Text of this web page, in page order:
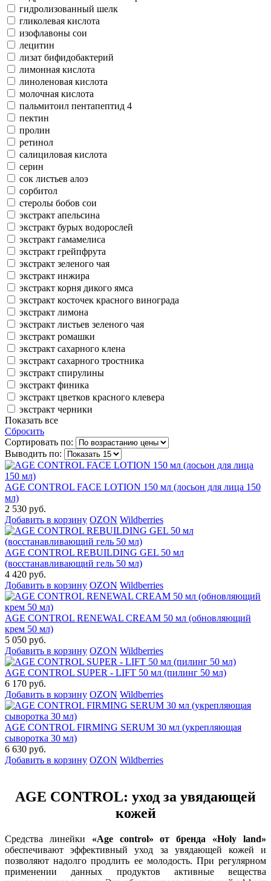
гидролизованный шелк
гликолевая кислота
изофлавоны сои
лецитин
лизат бифидобактерий
лимонная кислота
линоленовая кислота
молочная кислота
пальмитоил пентапептид 4
пектин
пролин
ретинол
салициловая кислота
серин
сок листьев алоэ
сорбитол
стеролы бобов сои
экстракт апельсина
экстракт бурых водорослей
экстракт гамамелиса
экстракт грейпфрута
экстракт зеленого чая
экстракт инжира
экстракт корня дикого ямса
экстракт косточек красного винограда
экстракт лимона
экстракт листьев зеленого чая
экстракт ромашки
экстракт сахарного клена
экстракт сахарного тростника
экстракт спирулины
экстракт финика
экстракт цветков красного клевера
экстракт черники
Показать все
Сбросить
Сортировать по:
Выводить по:
AGE CONTROL FACE LOTION 150 мл (лосьон для лица 150
мл)
2 530 руб.
Добавить в корзину OZON Wildberries
AGE CONTROL REBUILDING GEL 50 мл
(восстанавливающий гель 50 мл)
4 420 руб.
Добавить в корзину OZON Wildberries
AGE CONTROL RENEWAL CREAM 50 мл (обновляющий
крем 50 мл)
5 050 руб.
Добавить в корзину OZON Wildberries
AGE CONTROL SUPER - LIFT 50 мл (пилинг 50 мл)
6 170 руб.
Добавить в корзину OZON Wildberries
AGE CONTROL FIRMING SERUM 30 мл (укрепляющая
сыворотка 30 мл)
6 630 руб.
Добавить в корзину OZON Wildberries
AGE CONTROL: уход за увядающей
кожей
Средства линейки «Age control» от бренда «Holy land»
обеспечивают эффективный уход за увядающей кожей и
позволяют надолго продлить ее молодость. При регулярном
применении данных продуктов активные вещества